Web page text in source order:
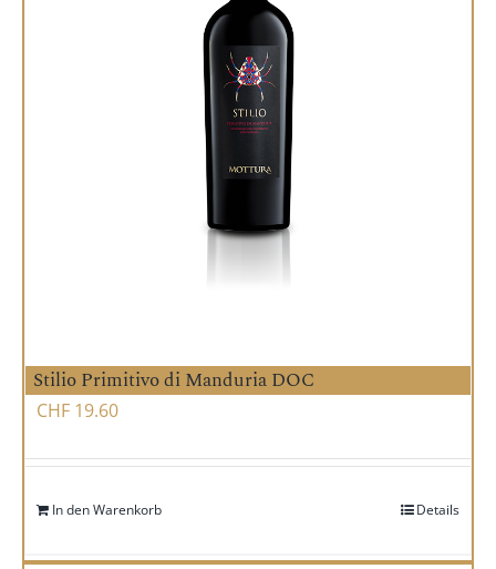
Stilio Primitivo di Manduria DOC
CHF 19.60
In den Warenkorb Details